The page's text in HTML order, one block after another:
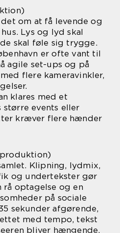
om at få levende og
Lys og lyd skal
skal føle sig trygge.
er ofte vant til
agile set-ups og på
flere kameravinkler,
klares med et
større events eller
kræver flere hænder
Klipning, lydmix,
og undertekster gør
rå optagelse og en
på sociale
sekunder afgørende,
med tempo, tekst
bliver hængende.